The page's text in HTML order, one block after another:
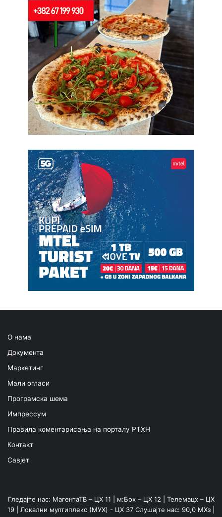
О нама
Документа
Маркетинг
Мали огласи
Програмска шема
Импрессум
Правила коментарисања на порталу РТХН
Контакт
Савјет
Гледајте нас: МагентаТВ – ЦХ 11 | м:Боx – ЦХ 12 | Телемацх – ЦХ
19 | Локални мултиплекс (МУX) - ЦХ 37 Слушајте нас: 90,0 МХз |